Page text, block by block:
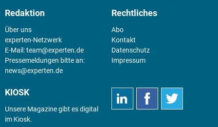
Redaktion
Über uns
experten-Netzwerk
E-Mail:team@experten.de
Pressemeldungen bitte an:
news@experten.de
Rechtliches
Abo
Kontakt
Datenschutz
Impressum
KIOSK
Unsere Magazine gibt es digital
im Kiosk.